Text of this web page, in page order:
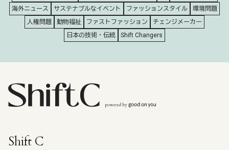
海外ニュース
サステナブルなイベント ファッションスタイル
環境問題
人権問題
動物福祉 ファストファッション
チェンジメーカー
日本の技術・伝統
Shift Changers
Shift C